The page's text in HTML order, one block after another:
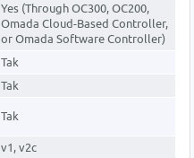
Yes (Through OC300, OC200,
Omada Cloud-Based Controller,
or Omada Software Controller)
Tak
Tak
Tak
v1, v2c